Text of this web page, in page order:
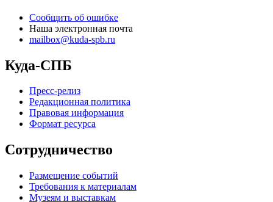
Сообщить об ошибке
Наша электронная почта
mailbox@kuda-spb.ru
Куда-СПБ
Пресс-релиз
Редакционная политика
Правовая информация
Формат ресурса
Сотрудничество
Размещение событий
Требования к материалам
Музеям и выставкам